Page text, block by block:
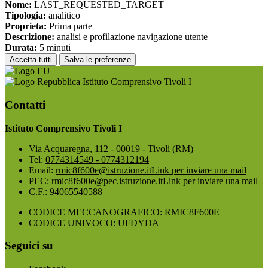
Nome: LAST_REQUESTED_TARGET
Tipologia: analitico
Proprieta: Prima parte
Descrizione: analisi e profilazione navigazione utente
Durata: 5 minuti
Accetta tutti Salva le preferenze
Istituto Comprensivo Tivoli I
Contatti
Istituto Comprensivo Tivoli I
Via Acquaregna, 112 - 00019 - Tivoli (RM)
Tel: 0774314549 - 0774312194
Email: rmic8f600e@istruzione.itLink per inviare una mail
PEC: rmic8f600e@pec.istruzione.itLink per inviare una mail
C.F.: 94065540588
CODICE MECCANOGRAFICO: RMIC8F600E
CODICE UNIVOCO: UFDYDA
Seguici su